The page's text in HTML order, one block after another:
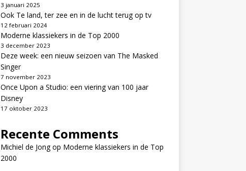
3 januari 2025
Ook Te land, ter zee en in de lucht terug op tv
12 februari 2024
Moderne klassiekers in de Top 2000
3 december 2023
Deze week: een nieuw seizoen van The Masked
Singer
7 november 2023
Once Upon a Studio: een viering van 100 jaar
Disney
17 oktober 2023
Recente Comments
Michiel de Jongop Moderne klassiekers in de Top
2000